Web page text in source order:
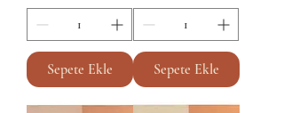
Sepete Ekle Sepete Ekle